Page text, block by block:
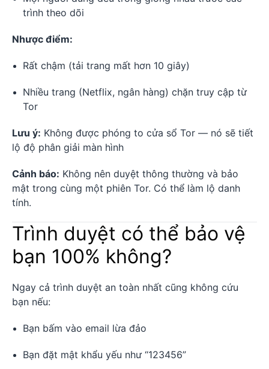
trình theo dõi
Nhược điểm:
Rất chậm (tải trang mất hơn 10 giây)
Nhiều trang (Netflix, ngân hàng) chặn truy cập từ
Tor
Lưu ý: Không được phóng to cửa sổ Tor — nó sẽ tiết
lộ độ phân giải màn hình
Cảnh báo: Không nên duyệt thông thường và bảo
mật trong cùng một phiên Tor. Có thể làm lộ danh
tính.
Trình duyệt có thể bảo vệ
bạn 100% không?
Ngay cả trình duyệt an toàn nhất cũng không cứu
bạn nếu:
Bạn bấm vào email lừa đảo
Bạn đặt mật khẩu yếu như “123456”